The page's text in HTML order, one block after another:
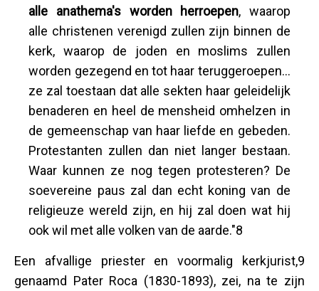
alle anathema's worden herroepen, waarop
alle christenen verenigd zullen zijn binnen de
kerk, waarop de joden en moslims zullen
worden gezegend en tot haar teruggeroepen…
ze zal toestaan dat alle sekten haar geleidelijk
benaderen en heel de mensheid omhelzen in
de gemeenschap van haar liefde en gebeden.
Protestanten zullen dan niet langer bestaan.
Waar kunnen ze nog tegen protesteren? De
soevereine paus zal dan echt koning van de
religieuze wereld zijn, en hij zal doen wat hij
ook wil met alle volken van de aarde."8
Een afvallige priester en voormalig kerkjurist,9
genaamd Pater Roca (1830-1893), zei, na te zijn